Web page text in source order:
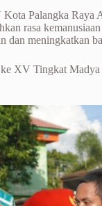
Palangka Raya
rasa
dan meningkatkan
XV Tingkat